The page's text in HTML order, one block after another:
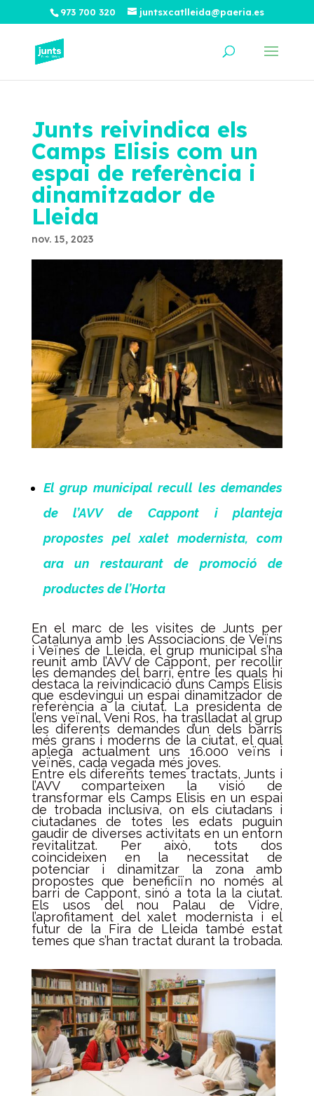
973 700 320 juntsxcatlleida@paeria.es
Junts reivindica els
Camps Elisis com un
espai de referència i
dinamitzador de
Lleida
nov. 15, 2023
El grup municipal recull les demandes
de l’AVV de Cappont i planteja
propostes pel xalet modernista, com
ara un restaurant de promoció de
productes de l’Horta
En el marc de les visites de Junts per
Catalunya amb les Associacions de Veïns
i Veïnes de Lleida, el grup municipal s’ha
reunit amb l’AVV de Cappont, per recollir
les demandes del barri, entre les quals hi
destaca la reivindicació d’uns Camps Elisis
que esdevingui un espai dinamitzador de
referència a la ciutat. La presidenta de
l’ens veïnal, Veni Ros, ha traslladat al grup
les diferents demandes d’un dels barris
més grans i moderns de la ciutat, el qual
aplega actualment uns 16.000 veïns i
veïnes, cada vegada més joves.
Entre els diferents temes tractats, Junts i
l’AVV comparteixen la visió de
transformar els Camps Elisis en un espai
de trobada inclusiva, on els ciutadans i
ciutadanes de totes les edats puguin
gaudir de diverses activitats en un entorn
revitalitzat. Per això, tots dos
coincideixen en la necessitat de
potenciar i dinamitzar la zona amb
propostes que beneficiïn no només al
barri de Cappont, sinó a tota la la ciutat.
Els usos del nou Palau de Vidre,
l’aprofitament del xalet modernista i el
futur de la Fira de Lleida també estat
temes que s’han tractat durant la trobada.